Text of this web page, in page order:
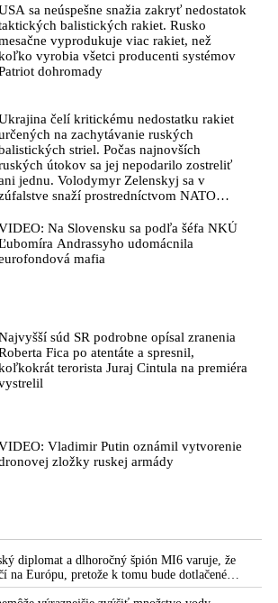
v blízkosti jeho ranča v tomto
štáte
sa neúspešne snažia zakryť nedostatok
balistických rakiet. Rusko
vyprodukuje viac rakiet, než
vyrobia všetci producenti systémov
dohromady
čelí kritickému nedostatku rakiet
na zachytávanie ruských
striel. Počas najnovších
útokov sa jej nepodarilo zostreliť
jednu. Volodymyr Zelenskyj sa v
snaží prostredníctvom NATO
Na Slovensku sa podľa šéfa NKÚ
Andrassyho udomácnila
mafia
súd SR podrobne opísal zranenia
Fica po atentáte a spresnil,
terorista Juraj Cintula na premiéra
Vladimir Putin oznámil vytvorenie
zložky ruskej armády
diplomat a dlhoročný špión MI6 varuje, že
na Európu, pretože k tomu bude dotlačené
k invázii na Ukrajinu v roku 2022.